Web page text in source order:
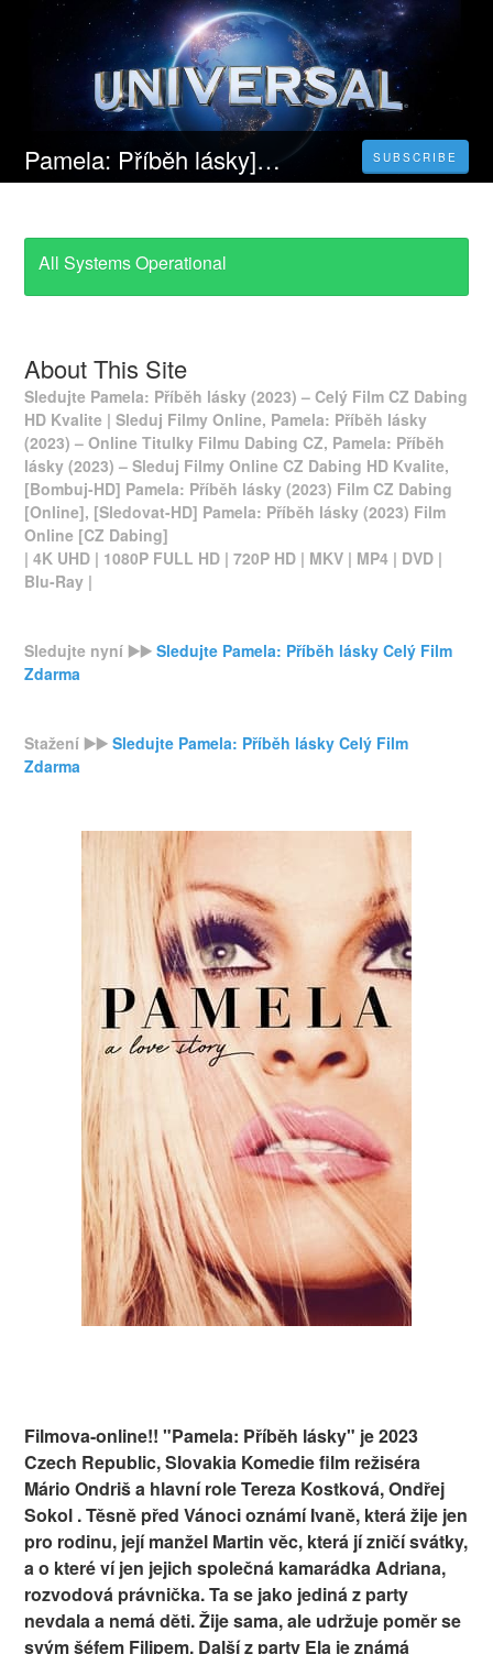
Pamela: Příběh lásky]▷ (2023) Celý Film Online CZ a Zdarma dabing i Titulky SUBSCRIBE
All Systems Operational
About This Site
Sledujte Pamela: Příběh lásky (2023) – Celý Film CZ Dabing
HD Kvalite | Sleduj Filmy Online, Pamela: Příběh lásky
(2023) – Online Titulky Filmu Dabing CZ, Pamela: Příběh
lásky (2023) – Sleduj Filmy Online CZ Dabing HD Kvalite,
[Bombuj-HD] Pamela: Příběh lásky (2023) Film CZ Dabing
[Online], [Sledovat-HD] Pamela: Příběh lásky (2023) Film
Online [CZ Dabing]
| 4K UHD | 1080P FULL HD | 720P HD | MKV | MP4 | DVD |
Blu-Ray |
Sledujte nyní ▶️▶️Sledujte Pamela: Příběh lásky Celý Film
Zdarma
Stažení ▶️▶️Sledujte Pamela: Příběh lásky Celý Film
Zdarma
Filmova-online!! "Pamela: Příběh lásky" je 2023
Czech Republic, Slovakia Komedie film režiséra
Mário Ondriš a hlavní role Tereza Kostková, Ondřej
Sokol . Těsně před Vánoci oznámí Ivaně, která žije jen
pro rodinu, její manžel Martin věc, která jí zničí svátky,
a o které ví jen jejich společná kamarádka Adriana,
rozvodová právnička. Ta se jako jediná z party
nevdala a nemá děti. Žije sama, ale udržuje poměr se
svým šéfem Filipem. Další z party Ela je známá